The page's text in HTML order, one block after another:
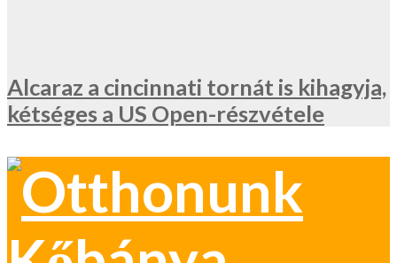
Alcaraz a cincinnati tornát is kihagyja,
kétséges a US Open-részvétele